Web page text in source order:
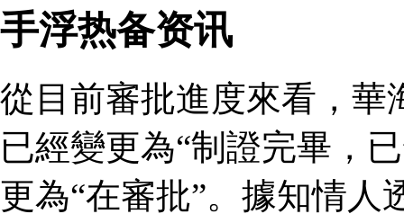
手浮热备资讯
從目前審批進度來看，華
已經變更為“制證完畢，
更為“在審批”。據知情